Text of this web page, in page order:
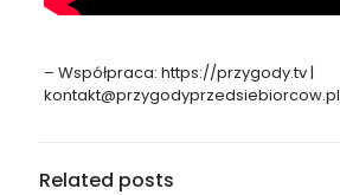
– Współpraca: https://przygody.tv |
kontakt@przygodyprzedsiebiorcow.pl
Related posts